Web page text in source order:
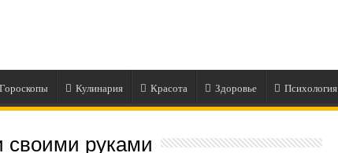
Гороскопы Кулинария Красота Здоровье Психология
своими руками